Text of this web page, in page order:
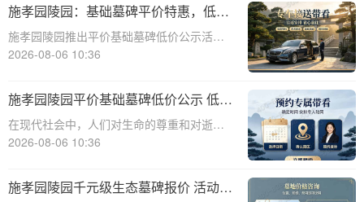
施孝园陵园：基础墓碑平价特惠，低预
算家庭专属优惠详解
施孝园陵园推出平价基础墓碑低价公示活
动，为低预算家庭提供专属优惠，帮助您在
济实惠且美观的墓碑。☎ 施孝园陵园电
话:400-838-5063平价基础墓碑的特点：
2026-08-06 10:36
施孝园陵园平价基础墓碑低价公示 低预
算家庭专属优惠
在现代社会中，人们对生命的尊重和对逝者
的缅怀显得尤为重要。陵园作为安息逝者、
直接关系到家属的情感体验。施孝园陵园作
为一家专业的陵园服务机构，一直致力于为
2026-08-06 10:36
施孝园陵园千元级生态墓碑报价 活动期